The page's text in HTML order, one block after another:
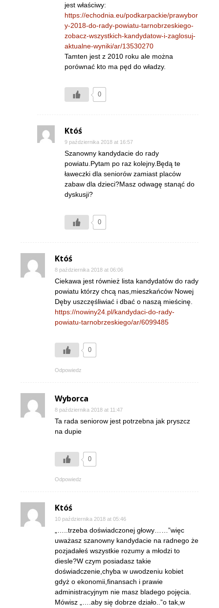
jest właściwy:
https://echodnia.eu/podkarpackie/prawybor
y-2018-do-rady-powiatu-tarnobrzeskiego-
zobacz-wszystkich-kandydatow-i-zaglosuj-
aktualne-wyniki/ar/13530270
Tamten jest z 2010 roku ale można
porównać kto ma pęd do władzy.
0
Któś
9 października 2018 at 16:57
Szanowny kandydacie do rady
powiatu.Pytam po raz kolejny.Będą te
ławeczki dla seniorów zamiast placów
zabaw dla dzieci?Masz odwagę stanąć do
dyskusji?
0
Któś
8 października 2018 at 06:06
Ciekawa jest również lista kandydatów do rady
powiatu którzy chcą nas,mieszkańców Nowej
Dęby uszczęśliwiać i dbać o naszą mieścinę.
https://nowiny24.pl/kandydaci-do-rady-
powiatu-tarnobrzeskiego/ar/6099485
0
Odpowiedz
Wyborca
8 października 2018 at 11:47
Ta rada seniorow jest potrzebna jak pryszcz
na dupie
0
Odpowiedz
Któś
10 października 2018 at 05:46
„…..trzeba doświadczonej głowy……”więc
uważasz szanowny kandydacie na radnego że
pozjadałeś wszystkie rozumy a młodzi to
diesle?W czym posiadasz takie
doświadczenie,chyba w uwodzeniu kobiet
gdyż o ekonomii,finansach i prawie
administracyjnym nie masz bladego pojęcia.
Mówisz „….aby się dobrze działo..”o tak,w